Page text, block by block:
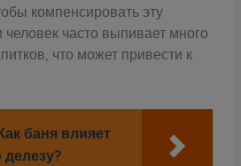
компенсировать эту
часто выпивает много
что может привести к
баня влияет